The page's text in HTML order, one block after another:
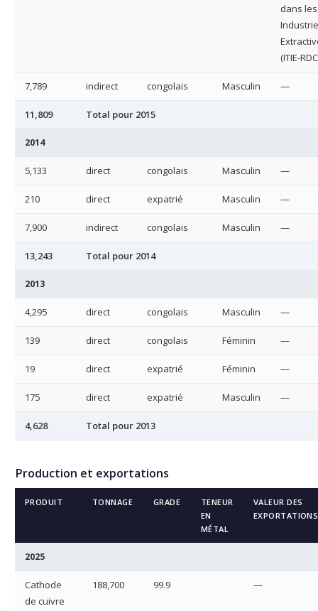
dans les
(ITIE-
7,789 indirect congolais Masculin —
11,809 Total pour 2015
2014
5,133 direct congolais Masculin —
210 direct expatrié Masculin —
7,900 indirect congolais Masculin —
13,243 Total pour 2014
2013
4,295 direct congolais Masculin —
139 direct congolais Féminin —
19 direct expatrié Féminin —
175 direct expatrié Masculin —
4,628 Total pour 2013
Production et exportations
PRODUIT TONNAGE GRADE
TENEUR
EN
MÉTAL
VALEUR DES
EXPORTATIONS
2025
Cathode
de cuivre
188,700 99.9 —